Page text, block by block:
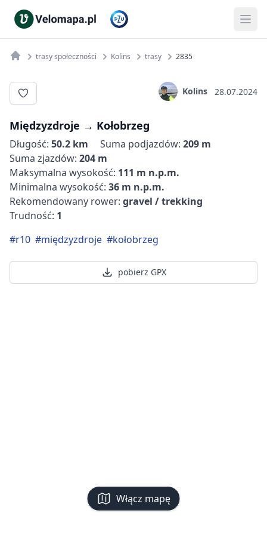
Włącz mapę
trasy społeczności Kolins trasy 2835
Kolins 28.07.2024
Międzyzdroje‬ → ‪Kołobrzeg
Długość: 50.2 km Suma podjazdów: 209 m
Suma zjazdów: 204 m
Maksymalna wysokość: 111 m n.p.m.
Minimalna wysokość: 36 m n.p.m.
Rekomendowany rower: gravel / trekking
Trudność: 1
#r10 #międzyzdroje #kołobrzeg
pobierz GPX